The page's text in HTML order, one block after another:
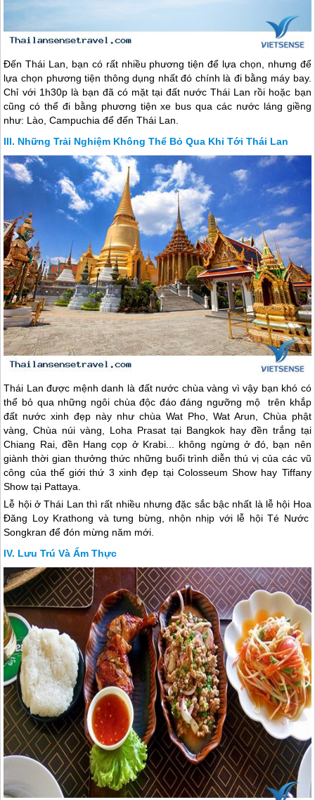
ĐếnThái Lan , bạn có rất nhiều phương tiện để lựa chọn, nhưng để
lựa chọn phương tiện thông dụng nhất đó chính là đi bằng máy bay.
Chỉ với 1h30p là bạn đã có mặt tại đất nướcThái Lan rồi hoặc bạn
cũng có thể đi bằng phương tiện xe bus qua các nước láng giềng
như: Lào, Campuchia để đếnThái Lan
Những Trải Nghiệm Không Thể Bỏ Qua Khi Tới Thái Lan
Thái Lan được mệnh danh là đất nước chùa vàng vì vậy bạn khó có
thể bỏ qua những ngôi chùa độc đáo đáng ngưỡng mộ trên khắp
đất nước xinh đẹp này như chùa Wat Pho, Wat Arun, Chùa phật
vàng, Chùa núi vàng, Loha Prasat tại Bangkok hay đền trắng tại
Chiang Rai, đền Hang cọp ở Krabi... không ngừng ở đó, bạn nên
giành thời gian thưởng thức những buổi trình diễn thú vị của các vũ
công của thế giới thứ 3 xinh đẹp tại Colosseum Show hay Tiffany
Show tại Pattaya.
Lễ hội ởThái Lan thì rất nhiều nhưng đặc sắc bậc nhất là lễ hội Hoa
Đăng Loy Krathong và tưng bừng, nhộn nhịp với lễ hội Té Nước
Songkran để đón mừng năm mới.
Lưu Trú Và Ẩm Thực